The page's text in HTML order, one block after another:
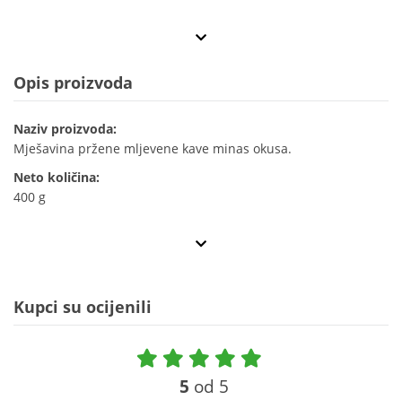
Opis proizvoda
Naziv proizvoda:
Mješavina pržene mljevene kave minas okusa.
Neto količina:
400 g
Kupci su ocijenili
5 od 5